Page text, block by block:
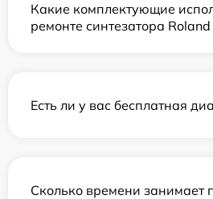
Какие комплектующие
ремонте синтезатора
Есть ли у вас бесплатная
Сколько времени занимает